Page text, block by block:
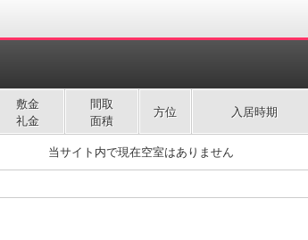
敷金
礼金
間取
面積
方位 入居時期
当サイト内で現在空室はありません